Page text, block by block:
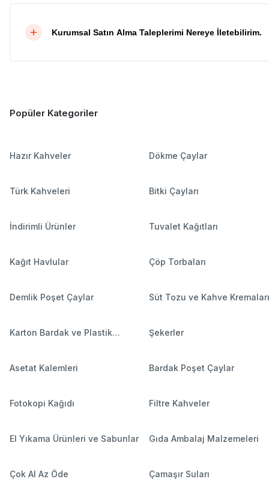
Kurumsal Satın Alma Taleplerimi Nereye İletebilirim.
Popüler Kategoriler
Hazır Kahveler Dökme Çaylar
Türk Kahveleri Bitki Çayları
İndirimli Ürünler Tuvalet Kağıtları
Kağıt Havlular Çöp Torbaları
Demlik Poşet Çaylar Süt Tozu ve Kahve Kremaları
Karton Bardak ve Plastik
Şekerler
Asetat Kalemleri Bardak Poşet Çaylar
Fotokopi Kağıdı Filtre Kahveler
El Yıkama Ürünleri ve Sabunlar Gıda Ambalaj Malzemeleri
Çok Al Az Öde Çamaşır Suları